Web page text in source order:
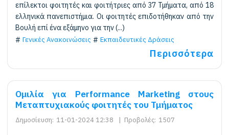
επίλεκτοι φοιτητές και φοιτήτριες από 37 Τμήματα, από 18
ελληνικά πανεπιστήμια. Οι φοιτητές επιδοτήθηκαν από την
Βουλή επί ένα εξάμηνο για την (...)
Γενικές Ανακοινώσεις
Εκπαιδευτικές Δράσεις
Περισσότερα
Ομιλία για Performance Marketing στους
Μεταπτυχιακούς φοιτητές του Τμήματος
Δημοσίευση: 11-01-2024 12:38 | Προβολές: 1507